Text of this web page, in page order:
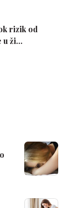
rizik od
u ži…